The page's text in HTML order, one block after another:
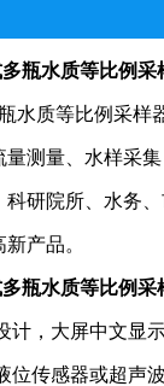
多瓶水质等比例采
水质等比例采样
量测量、水样采
科研院所、水务
产品。
多瓶水质等比例采
计，大屏中文显
位传感器或超声